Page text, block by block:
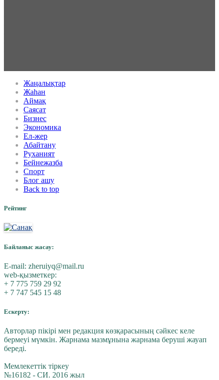
Жаңалықтар
Жаһан
Аймақ
Саясат
Бизнес
Экономика
Ел-жер
Абайтану
Руханият
Бейнежазба
Спорт
Блог ашу
Back to top
Рейтинг
Байланыс жасау:
E-mail: zheruiyq@mail.ru
web-қызметкер:
+ 7 775 759 29 92
+ 7 747 545 15 48
Ескерту:
Авторлар пікірі мен редакция көзқарасының сәйкес келе
бермеуі мүмкін. Жарнама мазмұнына жарнама беруші жауап
береді.
Мемлекеттік тіркеу
№16182 - СИ. 2016 жыл